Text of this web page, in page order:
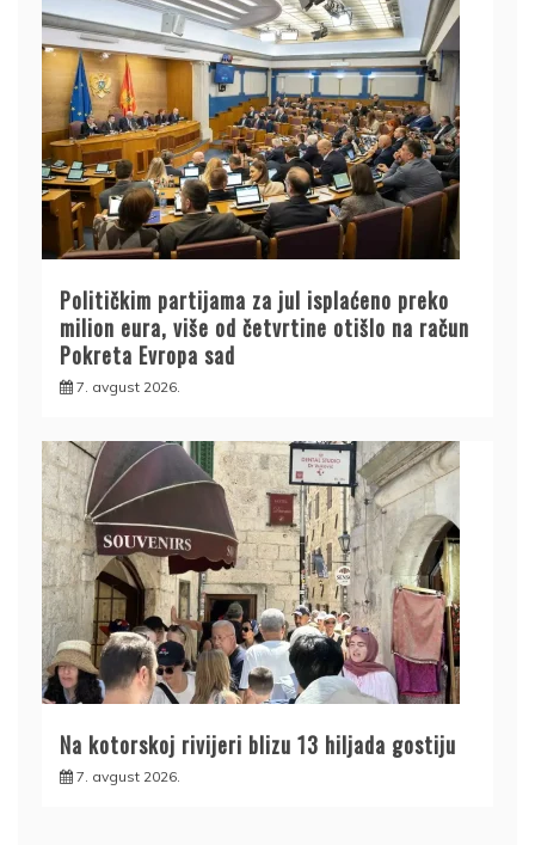
Političkim partijama za jul isplaćeno preko
milion eura, više od četvrtine otišlo na račun
Pokreta Evropa sad
7. avgust 2026.
Na kotorskoj rivijeri blizu 13 hiljada gostiju
7. avgust 2026.